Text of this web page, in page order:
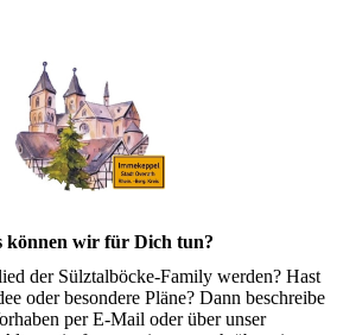
können wir für Dich tun?
der Sülztalböcke-Family werden? Hast
oder besondere Pläne? Dann beschreibe
per E-Mail oder über unser